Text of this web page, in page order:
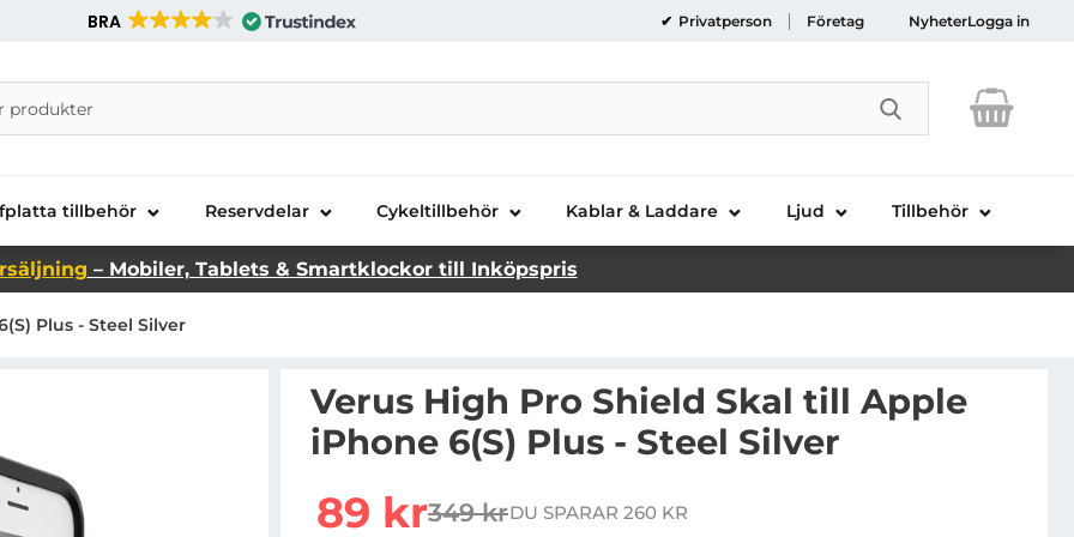
BRA Privatperson Företag NyheterLogga in
Telecom AB
Genomför
tillbehör Reservdelar Cykeltillbehör Kablar & Laddare Ljud Tillbehör
– Mobiler, Tablets & Smartklockor till Inköpspris
Plus - Steel Silver
Verus High Pro Shield Skal till Apple
iPhone 6(S) Plus - Steel Silver
rea pris
89 krtidigare pris
349 krDU SPARAR 260 KR